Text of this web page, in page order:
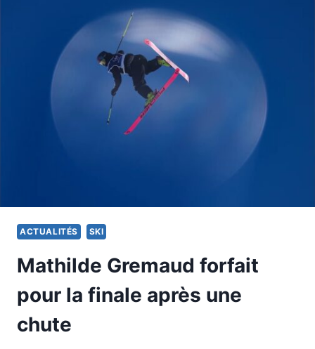
RECADRE
JOURNALISTE…
INTERNET
RÉGALE
ACTUALITÉS SKI
Mathilde Gremaud forfait
pour la finale après une
chute